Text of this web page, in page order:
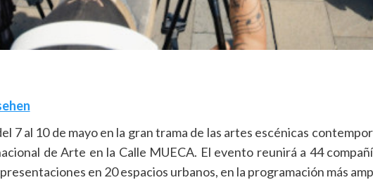
7 al 10 de mayo en la gran trama de las artes escénicas
de Arte en la Calle MUECA. El evento reunirá a 44
en 20 espacios urbanos, en la programación más